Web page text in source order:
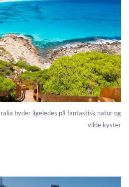
byder ligeledes på fantastisk natur og
vilde kyster